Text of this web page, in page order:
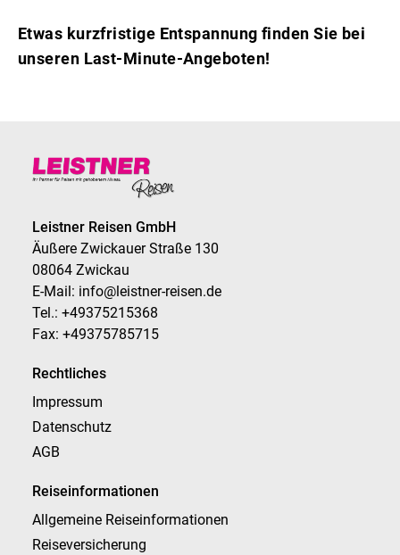
Etwas kurzfristige Entspannung finden Sie bei
unseren Last-Minute-Angeboten!
Reiseinformationen
Allgemeine Reiseinformationen
Reiseversicherung
Rechtliches
Impressum
Datenschutz
AGB
Leistner Reisen GmbH
Äußere Zwickauer Straße 130
08064 Zwickau
E-Mail: info@leistner-reisen.de
Tel.: +49375215368
Fax: +49375785715